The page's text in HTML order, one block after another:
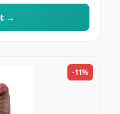
→
-11%